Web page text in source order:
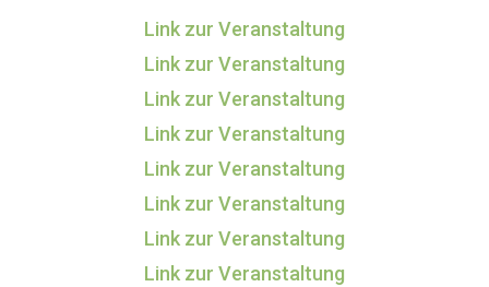
Link zur Veranstaltung
Link zur Veranstaltung
Link zur Veranstaltung
Link zur Veranstaltung
Link zur Veranstaltung
Link zur Veranstaltung
Link zur Veranstaltung
Link zur Veranstaltung